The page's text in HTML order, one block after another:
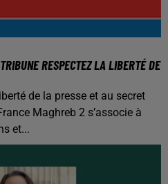
RESPECTEZ LA LIBERTÉ DE
de la presse et au secret
Maghreb 2 s’associe à
et...